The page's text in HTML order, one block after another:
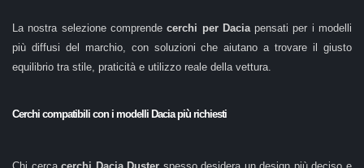
La nostra selezione comprendecerchi per Daciapensati per i modelli
più diffusi del marchio, con soluzioni che aiutano a trovare il giusto
equilibrio tra stile, praticità e utilizzo reale della vettura.
Cerchi compatibili con i modelli Dacia più richiesti